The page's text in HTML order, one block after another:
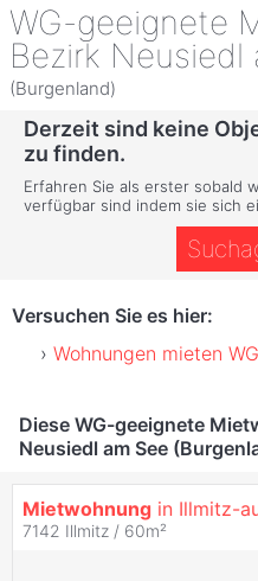
WG-geeignete
Bezirk Neusiedl
(Burgenland)
Derzeit sind keine
zu finden.
Erfahren Sie als erster sobald
verfügbar sind indem sie sich
Versuchen Sie es hier:
Wohnungen mieten
Diese WG-geeignete
Neusiedl am See
Mietwohnung in Illmitz-
7142 Illmitz / 60m²